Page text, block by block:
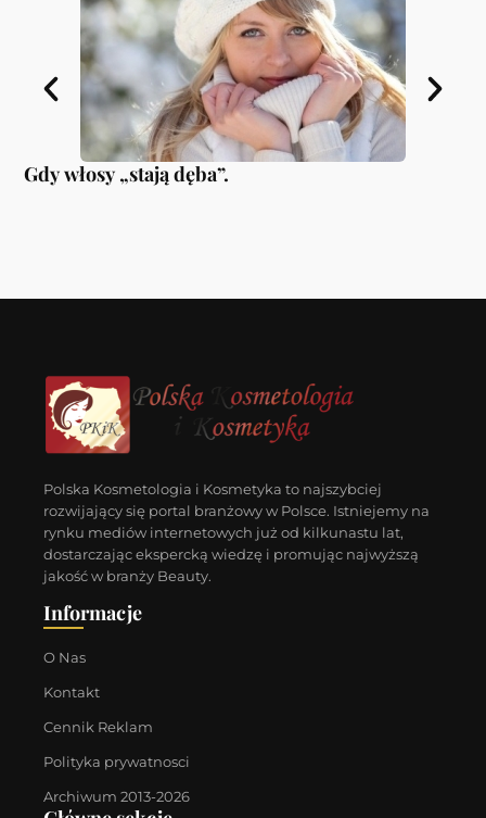
Gdy włosy „stają dęba”.
Polska Kosmetologia i Kosmetyka to najszybciej
rozwijający się portal branżowy w Polsce. Istniejemy na
rynku mediów internetowych już od kilkunastu lat,
dostarczając ekspercką wiedzę i promując najwyższą
jakość w branży Beauty.
Informacje
O Nas
Kontakt
Cennik Reklam
Polityka prywatnosci
Archiwum 2013-2026